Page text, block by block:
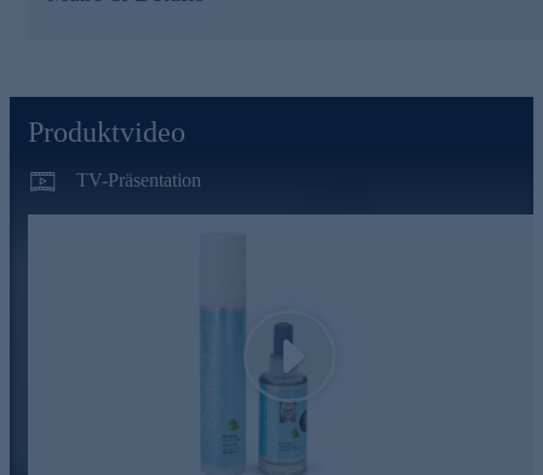
Haarausfall entgegen. Die mit Hightech-Analysen erstellten
Rezepturen von Brigitte Lund fördern Haarwuchs und
Haardichte.
Ginkgo Hair Care Mousse mit Biotin & Vitamin
HaarVolumen. Sie ttrocknet das Haar nicht aus und ist daher
auch geeignet, die Frisur zwischen den Haarwäschen
Mit wertvollem Ginkgo-Biloba-Blattextrakt, Biotin und
Power-Duo für Ihr Haar jetzt online bestellen.
Produktvideo
TV-Präsentation